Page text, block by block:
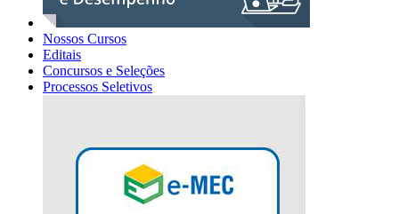
Nossos Cursos
Editais
Concursos e Seleções
Processos Seletivos